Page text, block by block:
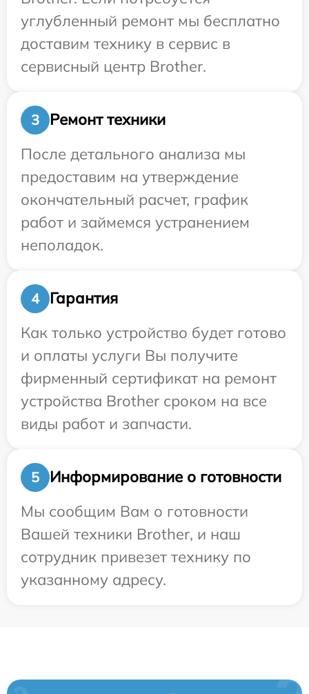
углубленный ремонт мы бесплатно
доставим технику в сервис в
сервисный центр Brother.
3
Ремонт техники
После детального анализа мы
предоставим на утверждение
окончательный расчет, график
работ и займемся устранением
неполадок.
4
Гарантия
Как только устройство будет готово
и оплаты услуги Вы получите
фирменный сертификат на ремонт
устройства Brother сроком на все
виды работ и запчасти.
5
Информирование о готовности
Мы сообщим Вам о готовности
Вашей техники Brother, и наш
сотрудник привезет технику по
указанному адресу.